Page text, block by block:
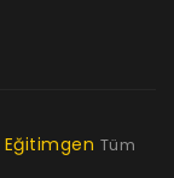
Eğitimgen Tüm